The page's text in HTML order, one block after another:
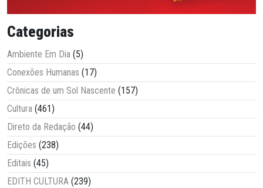
Categorias
Ambiente Em Dia (5)
Conexões Humanas (17)
Crônicas de um Sol Nascente (157)
Cultura (461)
Direto da Redação (44)
Edições (238)
Editais (45)
EDITH CULTURA (239)